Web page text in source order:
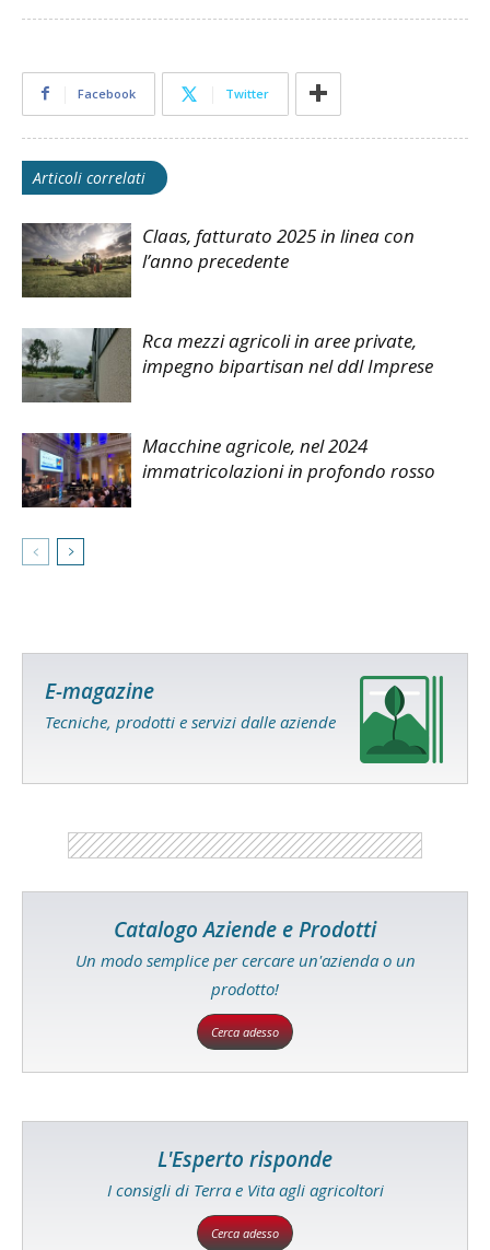
Facebook Twitter
Articoli correlati
Claas, fatturato 2025 in linea con
l’anno precedente
Rca mezzi agricoli in aree private,
impegno bipartisan nel ddl Imprese
Macchine agricole, nel 2024
immatricolazioni in profondo rosso
E-magazine
Tecniche, prodotti e servizi dalle aziende
Catalogo Aziende e Prodotti
Un modo semplice per cercare un'azienda o un
prodotto!
Cerca adesso
L'Esperto risponde
I consigli di Terra e Vita agli agricoltori
Cerca adesso